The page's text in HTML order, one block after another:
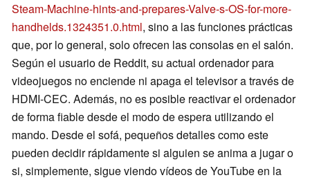
Steam-Machine-hints-and-prepares-Valve-s-OS-for-more-
handhelds.1324351.0.html, sino a las funciones prácticas
que, por lo general, solo ofrecen las consolas en el salón.
Según el usuario de Reddit, su actual ordenador para
videojuegos no enciende ni apaga el televisor a través de
HDMI-CEC. Además, no es posible reactivar el ordenador
de forma fiable desde el modo de espera utilizando el
mando. Desde el sofá, pequeños detalles como este
pueden decidir rápidamente si alguien se anima a jugar o
si, simplemente, sigue viendo vídeos de YouTube en la